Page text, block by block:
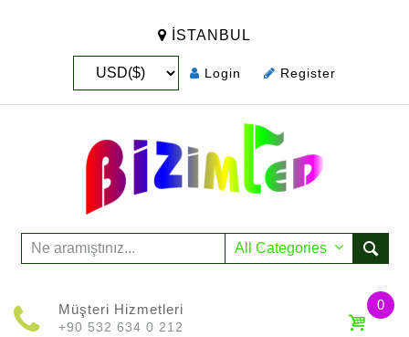
İSTANBUL
Login Register
Müşteri Hizmetleri
+90 532 634 0 212
0